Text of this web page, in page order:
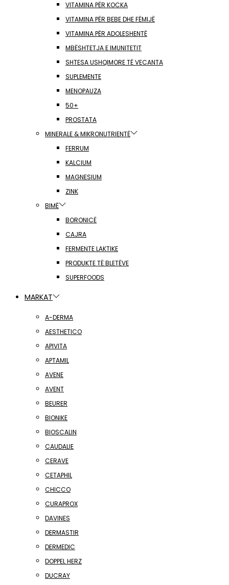
VITAMINA PËR KOCKA
VITAMINA PËR BEBE DHE FËMIJË
VITAMINA PËR ADOLESHENTË
MBËSHTETJA E IMUNITETIT
SHTESA USHQIMORE TË VECANTA
SUPLEMENTE
MENOPAUZA
50+
PROSTATA
MINERALE & MIKRONUTRIENTË
FERRUM
KALCIUM
MAGNESIUM
ZINK
BIMË
BORONICË
CAJRA
FERMENTE LAKTIKE
PRODUKTE TË BLETËVE
SUPERFOODS
MARKAT
A-DERMA
AESTHETICO
APIVITA
APTAMIL
AVENE
AVENT
BEURER
BIONIKE
BIOSCALIN
CAUDALIE
CERAVE
CETAPHIL
CHICCO
CURAPROX
DAVINES
DERMASTIR
DERMEDIC
DOPPEL HERZ
DUCRAY